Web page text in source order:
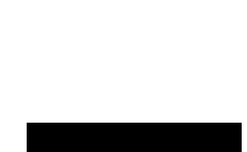
POLITIQUE CULTURELLE